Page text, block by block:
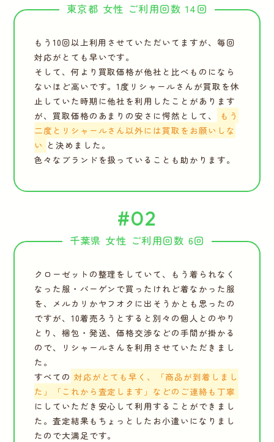
東京都 女性 ご利用回数 14回
もう10回以上利用させていただいてますが、毎回
対応がとても早いです。
そして、何より買取価格が他社と比べものになら
ないほど高いです。1度リシャールさんが買取を休
止していた時期に他社を利用したことがあります
が、買取価格のあまりの安さに愕然として、
もう
二度とリシャールさん以外には買取をお願いしな
い と決めました。
色々なブランドを扱っていることも助かります。
#02
千葉県 女性 ご利用回数 6回
クローゼットの整理をしていて、もう着られなく
なった服・バーゲンで買ったけれど着なかった服
を、メルカリかヤフオクに出そうかとも思ったの
ですが、10着売ろうとすると別々の個人とのやり
とり、梱包・発送、価格交渉などの手間が掛かる
ので、リシャールさんを利用させていただきまし
た。
すべての 対応がとても早く、「商品が到着しまし
た」「これから査定します」などのご連絡も丁寧
にしていただき安心して利用することができまし
た。査定結果もちょっとしたお小遣いになりまし
たので大満足です。